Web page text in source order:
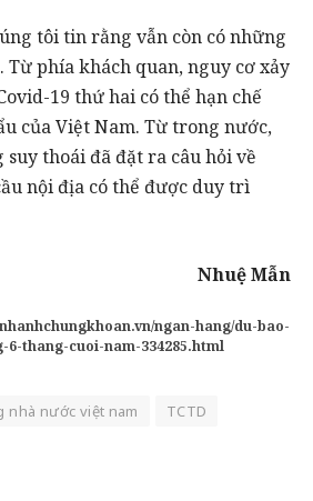
tôi tin rằng vẫn còn có những
phía khách quan, nguy cơ xảy
19 thứ hai có thể hạn chế
của Việt Nam. Từ trong nước,
thoái đã đặt ra câu hỏi về
nội địa có thể được duy trì
Nhuệ Mẫn
ngan-hang/du-bao-
thang-cuoi-nam-334285.html
nhà nước việt nam
TCTD